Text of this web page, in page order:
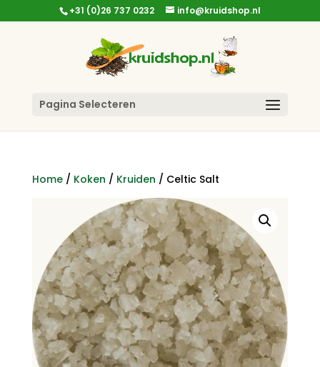
+31 (0)26 737 0232 info@kruidshop.nl
Pagina Selecteren
Home/ Koken / Kruiden / Celtic Salt